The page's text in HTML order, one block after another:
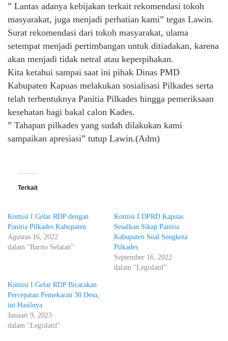
” Lantas adanya kebijakan terkait rekomendasi tokoh
masyarakat, juga menjadi perhatian kami” tegas Lawin.
Surat rekomendasi dari tokoh masyarakat, ulama
setempat menjadi pertimbangan untuk ditiadakan, karena
akan menjadi tidak netral atau keperpihakan.
Kita ketahui sampai saat ini pihak Dinas PMD
Kabupaten Kapuas melakukan sosialisasi Pilkades serta
telah terbentuknya Panitia Pilkades hingga pemeriksaan
kesehatan bagi bakal calon Kades.
” Tahapan pilkades yang sudah dilakukan kami
sampaikan apresiasi” tutup Lawin.(Adm)
Terkait
Komisi I Gelar RDP dengan
Panitia Pilkades Kabupaten
Agustus 16, 2022
dalam "Barito Selatan"
Komisi I DPRD Kapuas
Sesalkan Sikap Panitia
Kabupaten Soal Sengketa
Pilkades
September 16, 2022
dalam "Legislatif"
Komisi I Gelar RDP Bicarakan
Percepatan Pemekaran 30 Desa,
ini Hasilnya
Januari 9, 2023
dalam "Legislatif"